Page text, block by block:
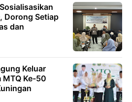
Dorong Setiap
dan
Keluar
MTQ Ke-50